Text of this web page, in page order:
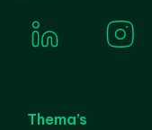
Thema’s